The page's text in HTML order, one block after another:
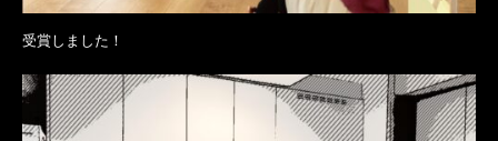
受賞しました！